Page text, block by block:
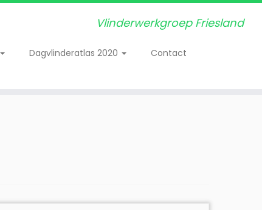
Vlinderwerkgroep Friesland
Dagvlinderatlas 2020
Contact